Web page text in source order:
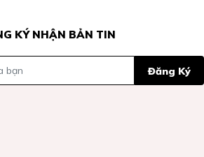
KÝ NHẬN BẢN TIN
Đăng Ký